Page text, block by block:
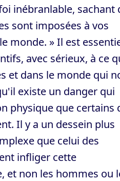
inébranlable, sachant
sont imposées à vos
monde. » Il est
avec sérieux, à ce
et dans le monde qui
existe un danger qui
physique que certains
Il y a un dessein plus
que celui des
infliger cette
et non les hommes ou